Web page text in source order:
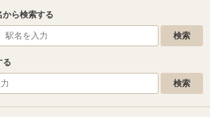
ら検索する
る